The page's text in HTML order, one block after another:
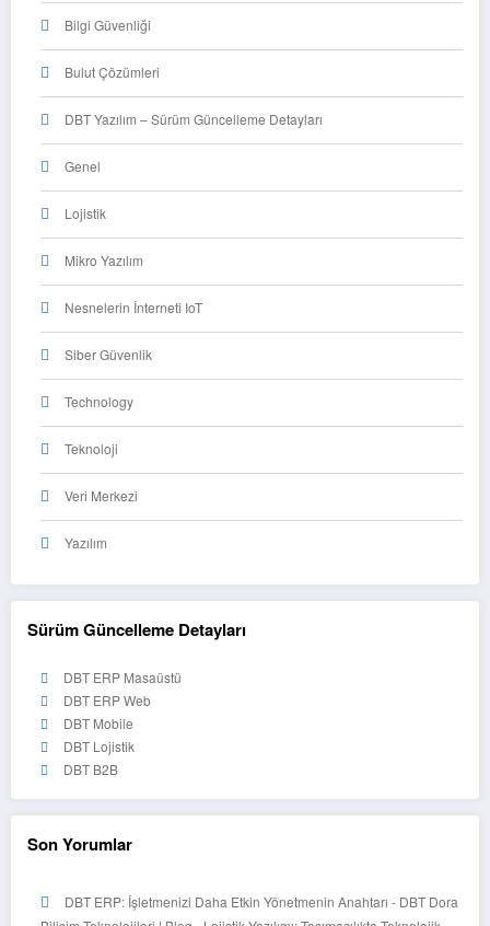
Bilgi Güvenliği
Bulut Çözümleri
DBT Yazılım – Sürüm Güncelleme Detayları
Genel
Lojistik
Mikro Yazılım
Nesnelerin İnterneti IoT
Siber Güvenlik
Technology
Teknoloji
Veri Merkezi
Yazılım
Sürüm Güncelleme Detayları
DBT ERP Masaüstü
DBT ERP Web
DBT Mobile
DBT Lojistik
DBT B2B
Son Yorumlar
DBT ERP: İşletmenizi Daha Etkin Yönetmenin Anahtarı - DBT Dora